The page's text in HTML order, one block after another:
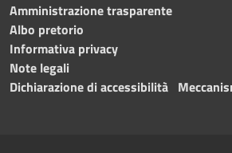
Amministrazione trasparente
Albo pretorio
Informativa privacy
Note legali
Dichiarazione di accessibilità